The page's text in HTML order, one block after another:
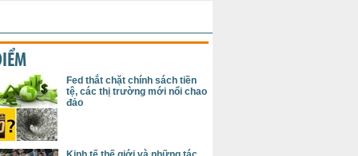
Fed thắt chặt chính sách tiền
tệ, các thị trường mới nổi chao
đảo